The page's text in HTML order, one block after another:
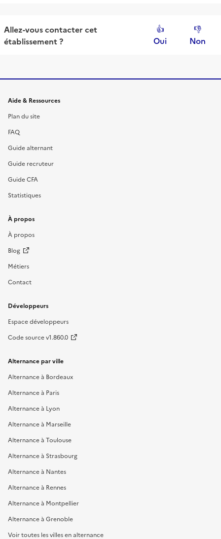
Allez-vous contacter cet
établissement?
👍
Oui
👎
Non
Informations et liens du site
Aide & Ressources
Plan du site
FAQ
Guide alternant
Guide recruteur
Guide CFA
Statistiques
À propos
À propos
Blog
Métiers
Contact
Développeurs
Espace développeurs
Code source v1.860.0
Alternance par ville
Alternance à Bordeaux
Alternance à Paris
Alternance à Lyon
Alternance à Marseille
Alternance à Toulouse
Alternance à Strasbourg
Alternance à Nantes
Alternance à Rennes
Alternance à Montpellier
Alternance à Grenoble
Voir toutes les villes en alternance